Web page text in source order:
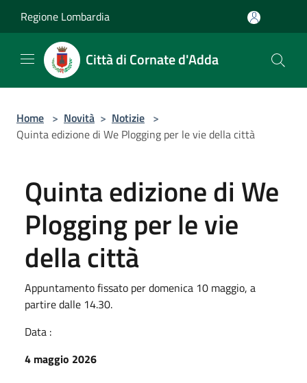
Regione Lombardia
Città di Cornate d'Adda
Home > Novità > Notizie >
Quinta edizione di We Plogging per le vie della città
Quinta edizione di We
Plogging per le vie
della città
Appuntamento fissato per domenica 10 maggio, a
partire dalle 14.30.
Data :
4 maggio 2026